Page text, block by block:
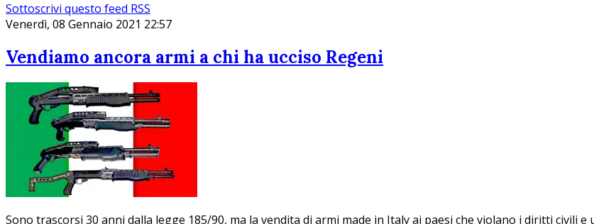
Sottoscrivi questo feed RSS
Venerdì, 08 Gennaio 2021 22:57
Vendiamo ancora armi a chi ha ucciso Regeni
Sono trascorsi 30 anni dalla legge 185/90, ma la vendita di armi made in Italy ai paesi che violano i diritti civili e